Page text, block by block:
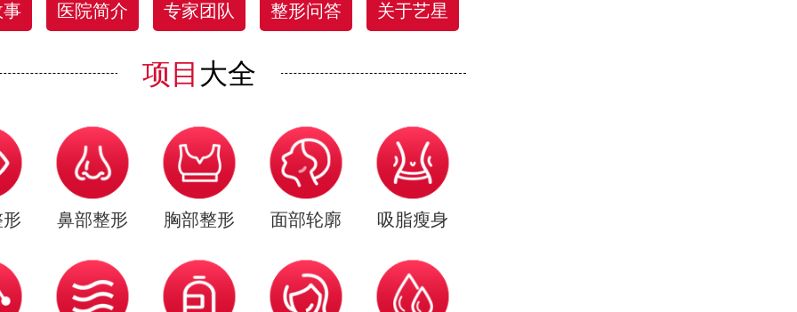
事 医院简介 专家团队 整形问答 关于艺星
项目 大全
鼻部整形 胸部整形 面部轮廓 吸脂瘦身